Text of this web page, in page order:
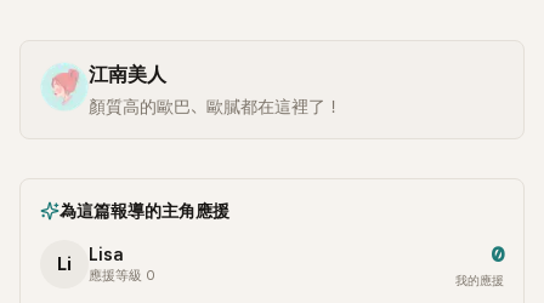
江南美人
顏質高的歐巴、歐膩都在這裡了！
為這篇報導的主角應援
Li Lisa
應援等級 0
0
我的應援